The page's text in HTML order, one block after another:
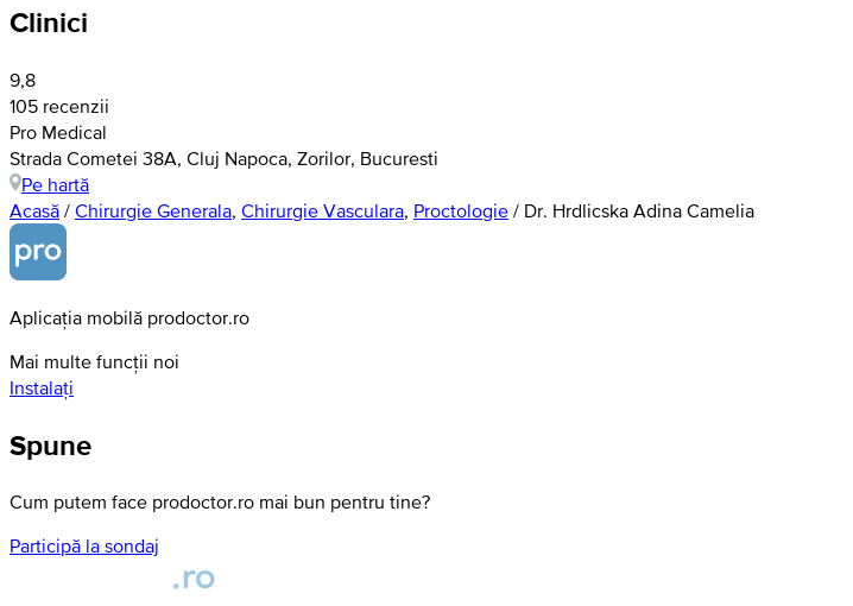
Clinici
9,8
105 recenzii
Pro Medical
Strada Cometei 38A, Cluj Napoca, Zorilor, Bucuresti
Pe hartă
Acasă / Chirurgie Generala, Chirurgie Vasculara, Proctologie / Dr. Hrdlicska Adina Camelia
Aplicația mobilă prodoctor.ro
Mai multe funcții noi
Instalați
Spune
Cum putem face prodoctor.ro mai bun pentru tine?
Participă la sondaj